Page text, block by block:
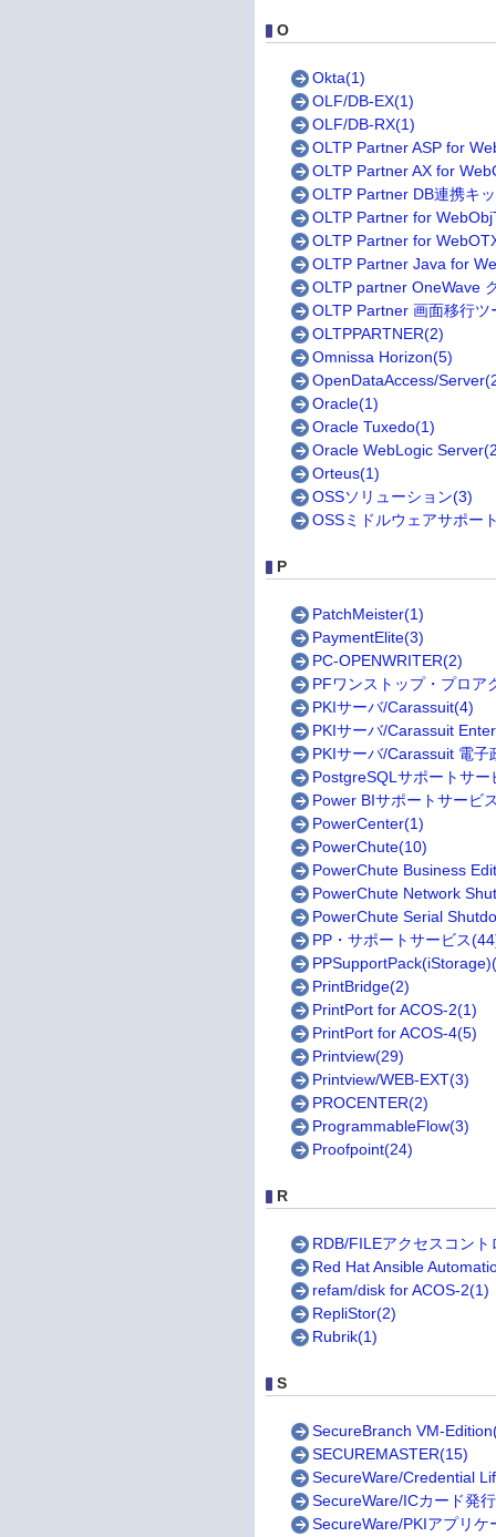
O
Okta(1)
OLF/DB-EX(1)
OLF/DB-RX(1)
OLTP Partner ASP for
OLTP Partner AX for
OLTP Partner DB連携キ
OLTP Partner for
OLTP Partner for
OLTP Partner Java for
OLTP partner OneWave
OLTP Partner 画面移行ツ
OLTPPARTNER(2)
Omnissa Horizon(5)
OpenDataAccess/
Oracle(1)
Oracle Tuxedo(1)
Oracle WebLogic
Orteus(1)
OSSソリューション(3)
OSSミドルウェアサポー
P
PatchMeister(1)
PaymentElite(3)
PC-OPENWRITER(2)
PFワンストップ・プロア
PKIサーバ/Carassuit(4)
PKIサーバ/Carassuit
PKIサーバ/Carassuit 電子
PostgreSQLサポートサー
Power BIサポートサービ
PowerCenter(1)
PowerChute(10)
PowerChute Business
PowerChute Network
PowerChute Serial
PP・サポートサービス
PrintBridge(2)
PrintPort for ACOS-2(1)
PrintPort for ACOS-4(5)
Printview(29)
Printview/WEB-EXT(3)
PROCENTER(2)
ProgrammableFlow(3)
Proofpoint(24)
R
RDB/FILEアクセスコント
Red Hat Ansible
refam/disk for ACOS-2(1)
RepliStor(2)
Rubrik(1)
S
SecureBranch VM-
SECUREMASTER(15)
SecureWare/Credential
SecureWare/ICカード発
SecureWare/PKIアプリ